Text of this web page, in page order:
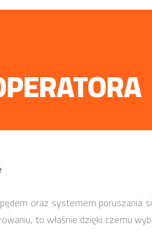
oraz systemem poruszania
to właśnie dzięki czemu